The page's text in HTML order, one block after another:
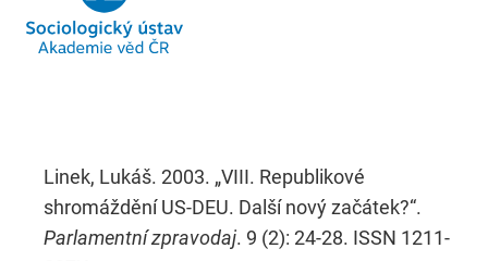
Linek, Lukáš. 2003. „VIII. Republikové
shromáždění US-DEU. Další nový začátek?“.
Parlamentní zpravodaj. 9 (2): 24-28. ISSN 1211-